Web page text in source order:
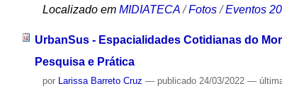
Localizado em MIDIATECA /Fotos /Eventos
UrbanSus - Espacialidades Cotidianas do
Pesquisa e Prática
por Larissa Barreto Cruz — publicado 24/03/2022—